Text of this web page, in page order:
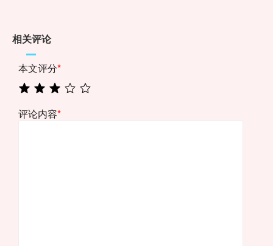
相关评论
本文评分*
评论内容*